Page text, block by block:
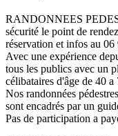
RANDONNEES
sécurité le point de
réservation et infos au
Avec une expérience
tous les publics avec un
célibataires d'âge de 40 a
Nos randonnées
sont encadrés par un
Pas de participation a